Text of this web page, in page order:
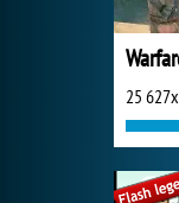
25 627x